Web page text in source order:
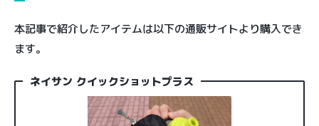
本記事で紹介したアイテムは以下の通販サイトより購入でき
ます。
ネイサン クイックショットプラス